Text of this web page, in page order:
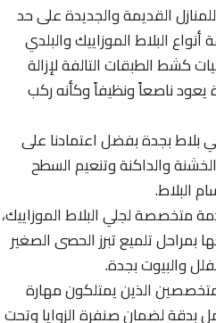
القديمة والجديدة على حد
البلاط الموزاييك والبلدي
كشط الطبقات التالفة لإزالة
يعود ناصعاً ونظيفاً وكأنه ركب
بجدة بفضل اعتمادنا على
والداكنة وتنعيم السطح
البلاط.
لجلي البلاط الموزاييك،
بمراحل تلميع تبرز الحصى الصغير
والبيوت بجدة.
الذين يمتلكون مهارة
بدقة لضمان صنفرة الزوايا وتحت